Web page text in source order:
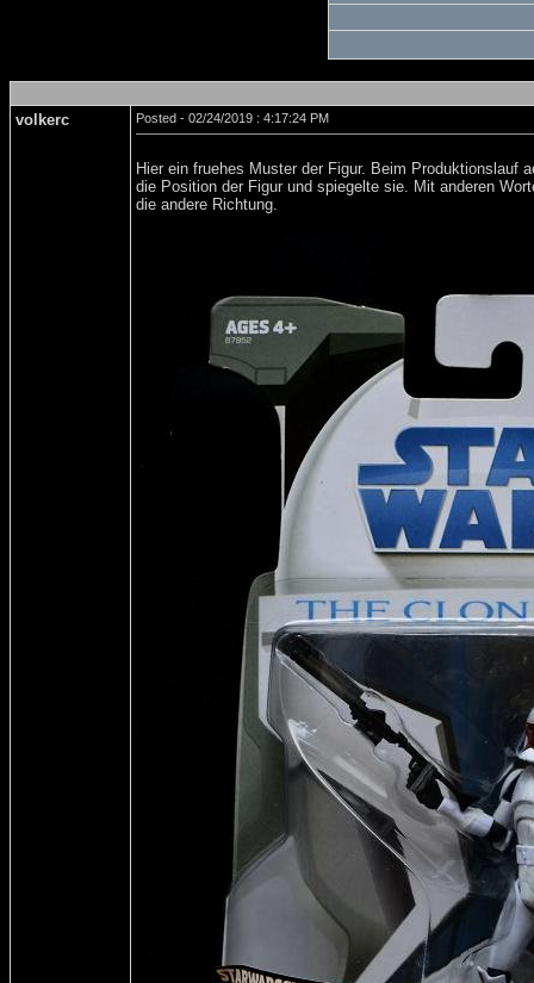
volkerc Posted - 02/24/2019 : 4:17:24 PM
Hier ein fruehes Muster der Figur. Beim Produktionslauf
die Position der Figur und spiegelte sie. Mit anderen
die andere Richtung.